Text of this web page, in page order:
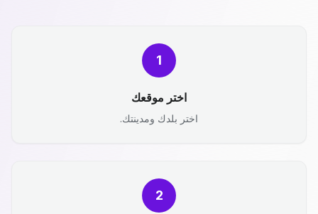
1
اختر موقعك
اختر بلدك ومدينتك.
2